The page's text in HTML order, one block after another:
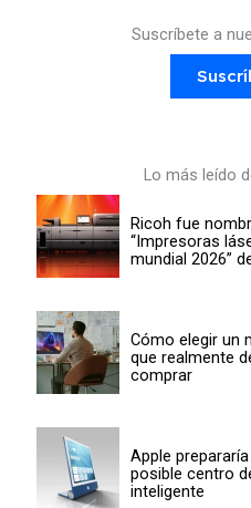
Suscríbete a
Lo más leído
Ricoh fue
“Impresoras
mundial 2026”
Cómo elegir un
que realmente
comprar
Apple prepararía
posible centro
inteligente